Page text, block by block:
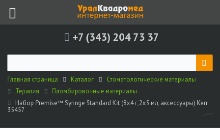
+7 (343) 204 73 37
Главная страница Каталог
Стоматологические материалы
Терапия
Пломбировочные материалы
Набор Premise™ Syringe Standard Kit (8х4 г,2х5 мл, аксессуары) Kerr
35457